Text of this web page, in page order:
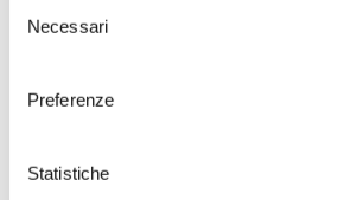
delNecessari
Preferenze
Statistiche